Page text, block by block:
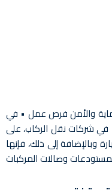
والأمن فرص عمل • في
شركات نقل الركاب، على
وبالإضافة إلى ذلك، فإنها
وصالات المركبات